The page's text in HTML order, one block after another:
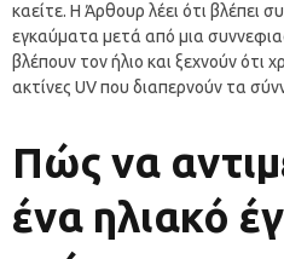
καείτε. Η Άρθουρ λέει ότι βλέπει
εγκαύματα μετά από μια
βλέπουν τον ήλιο και ξεχνούν ότι
ακτίνες UV που διαπερνούν τα
Πώς να
ένα ηλιακό